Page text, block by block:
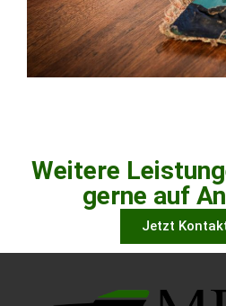
Weitere
gerne auf
Jetzt